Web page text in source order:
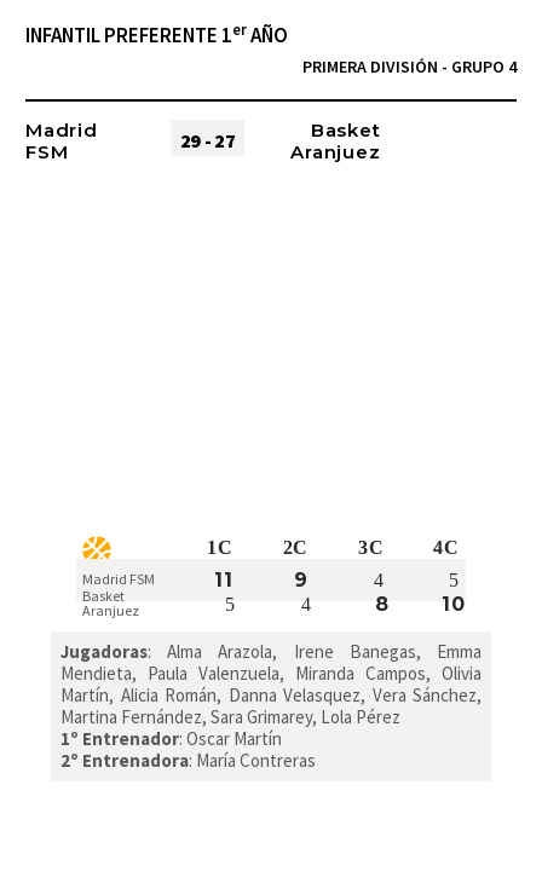
INFANTIL PREFERENTE 1erAÑO
PRIMERA DIVISIÓN - GRUPO 4
Madrid
FSM
29 - 27
Basket
Aranjuez
1C 2C 3C 4C
Madrid FSM 11 9 4 5
Basket
Aranjuez
5 4 8 10
Jugadoras: Alma Arazola, Irene Banegas, Emma
Mendieta, Paula Valenzuela, Miranda Campos, Olivia
Martín, Alicia Román, Danna Velasquez, Vera Sánchez,
Martina Fernández, Sara Grimarey, Lola Pérez
1º Entrenador: Oscar Martín
2º Entrenadora: María Contreras